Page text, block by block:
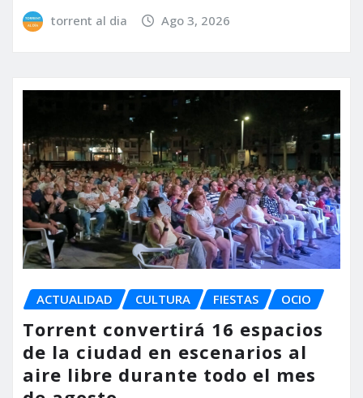
torrent al dia Ago 3, 2026
ACTUALIDAD CULTURA FIESTAS OCIO
Torrent convertirá 16 espacios
de la ciudad en escenarios al
aire libre durante todo el mes